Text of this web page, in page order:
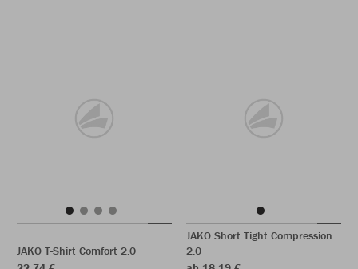
JAKO T-Shirt Comfort 2.0
JAKO Short Tight Compression
2.0